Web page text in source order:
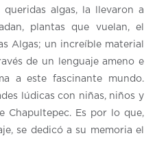
algas, la llevaron a
plantas que vuelan, el
Algas; un increíble material
de un lenguaje ameno e
a este fascinante mundo.
lúdicas con niñas, niños y
Chapultepec. Es por lo que,
se dedicó a su memoria el